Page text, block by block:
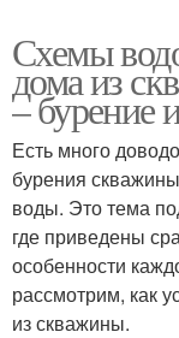
Схемы
дома из
– бурение
Есть много
бурения
воды. Это тема
где приведены
особенности
рассмотрим, как
из скважины.